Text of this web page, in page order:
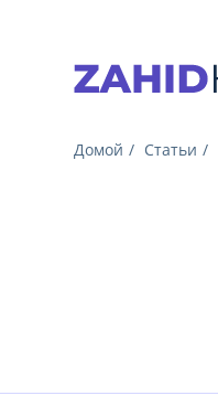
Домой Статьи